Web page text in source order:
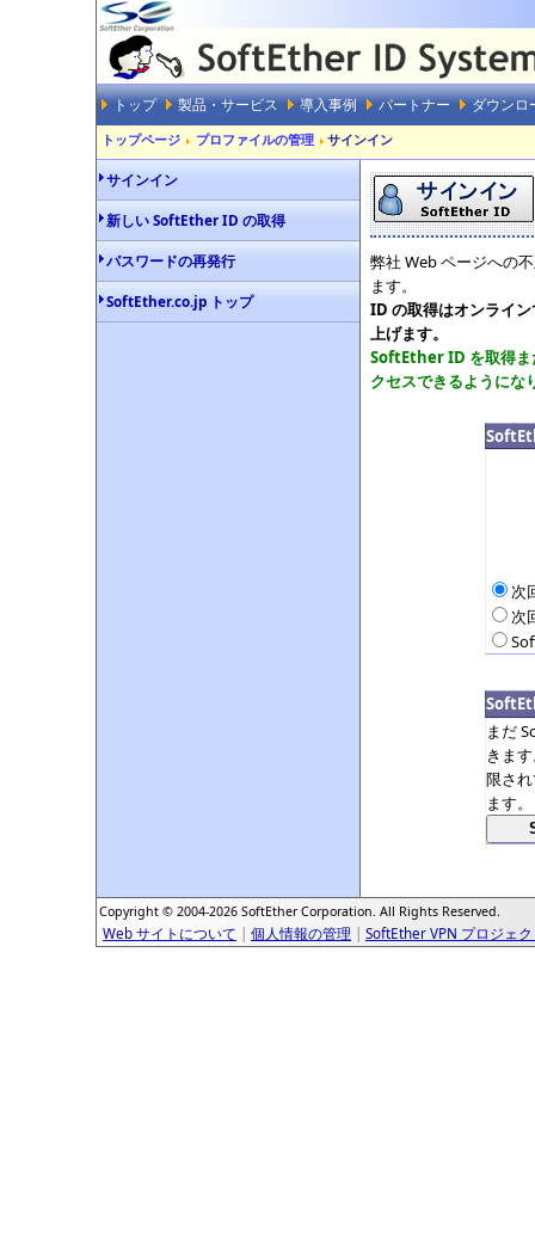
トップ 製品・サービス 導入事例 パートナー ダウンロ
トップページ プロファイルの管理 サインイン
サインイン
新しい SoftEther ID の取得
パスワードの再発行
SoftEther.co.jp トップ
弊社 Web ページへの
ます。
ID の取得はオンライ
上げます。
SoftEther ID を取得ま
クセスできるようにな
次
次
まだ
きま
限さ
ます。
Copyright © 2004-2026 SoftEther Corporation. All Rights Reserved.
Web サイトについて | 個人情報の管理 | SoftEther VPN プロジェ